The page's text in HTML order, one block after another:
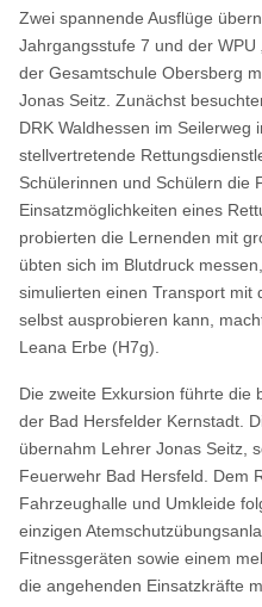
Zwei spannende Ausflüge
Jahrgangsstufe 7 und der WPU
der Gesamtschule Obersberg
Jonas Seitz. Zunächst
DRK Waldhessen im
stellvertretende
Schülerinnen und Schülern die
Einsatzmöglichkeiten eines
probierten die Lernenden mit
übten sich im Blutdruck
simulierten einen Transport mit
selbst ausprobieren kann,
Leana Erbe (H7g).
Die zweite Exkursion führte die
der Bad Hersfelder Kernstadt.
übernahm Lehrer Jonas Seitz,
Feuerwehr Bad Hersfeld. Dem
Fahrzeughalle und Umkleide
einzigen
Fitnessgeräten sowie einem
die angehenden Einsatzkräfte